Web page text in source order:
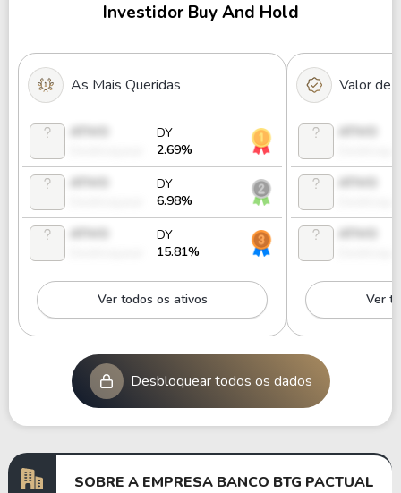
Investidor Buy And Hold
As Mais Queridas
DY
2.69%
DY
6.98%
DY
15.81%
Ver todos os ativos
Valor de
Ver
Desbloquear todos os dados
SOBRE A EMPRESA BANCO BTG PACTUAL